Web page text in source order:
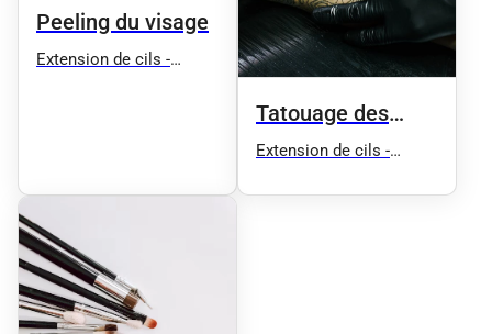
Peeling du visage
Extension de cils -
Tatouage des
sourcils
Extension de cils -
Cils